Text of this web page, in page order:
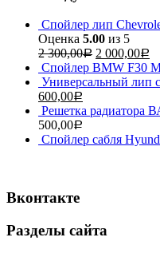
Спойлер лип
Оценка 5.00 из 5
2 300,00Р 2 000,00Р
Спойлер BMW F30
Универсальный лип
600,00Р
Решетка радиатора
500,00Р
Спойлер сабля
Вконтакте
Разделы сайта